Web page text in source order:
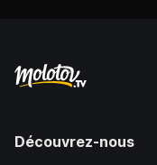
Découvrez-nous